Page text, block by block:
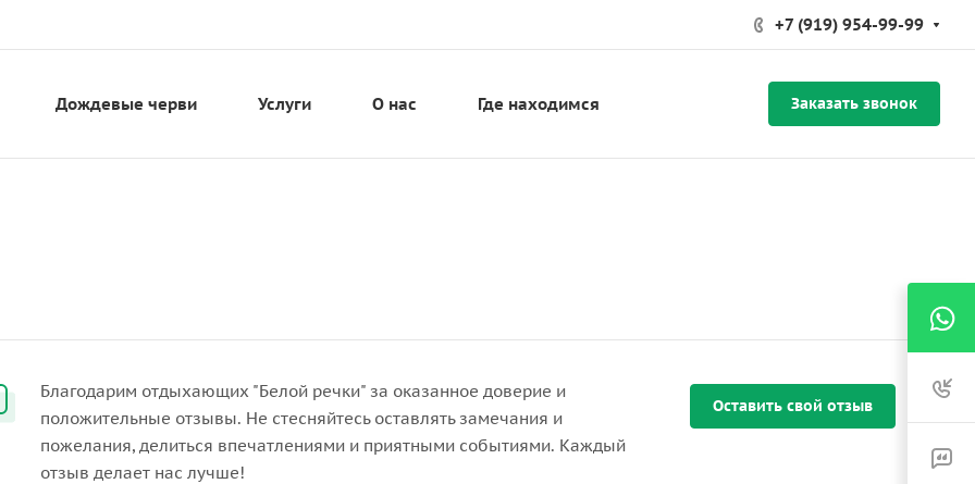
+7 (919) 954-99-99
Дождевые черви Услуги О нас Где находимся Заказать звонок
Благодарим отдыхающих "Белой речки" за оказанное доверие и
положительные отзывы. Не стесняйтесь оставлять замечания и
пожелания, делиться впечатлениями и приятными событиями. Каждый
отзыв делает нас лучше!
Оставить свой отзыв